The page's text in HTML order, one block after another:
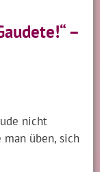
–
nicht
üben, sich